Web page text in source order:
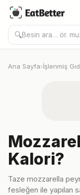
🔍
Ana Sayfa›İşlenmiş
Kalori?
Taze mozzarella
fesleğen ile yapılan